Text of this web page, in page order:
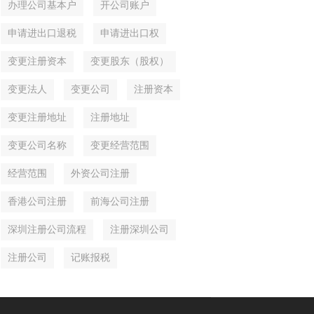
办理公司基本户 开公司账户
申请进出口退税 申请进出口权
变更注册资本 变更股东（股权）
变更法人 变更公司 注册资本
变更注册地址 注册地址
变更公司名称 变更经营范围
经营范围 外资公司注册
香港公司注册 前海公司注册
深圳注册公司流程 注册深圳公司
注册公司 记账报税